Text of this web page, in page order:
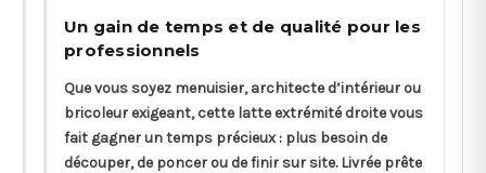
Un gain de temps et de qualité pour les
professionnels
Que vous soyez menuisier, architecte d’intérieur ou
bricoleur exigeant, cette latte extrémité droite vous
fait gagner un temps précieux : plus besoin de
découper, de poncer ou de finir sur site. Livrée prête